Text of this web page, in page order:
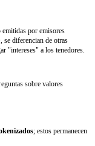
por emisores
diferencian de otras
"intereses" a los tenedores.
sobre valores
; estos permanecen